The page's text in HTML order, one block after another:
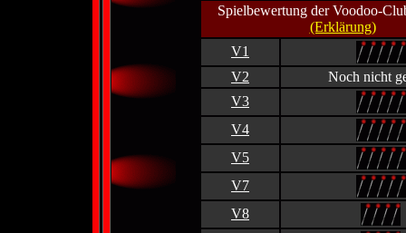
Spielbewertung der Voodoo-
(Erklärung)
V1
V2
Noch nicht
V3
V4
V5
V7
V8